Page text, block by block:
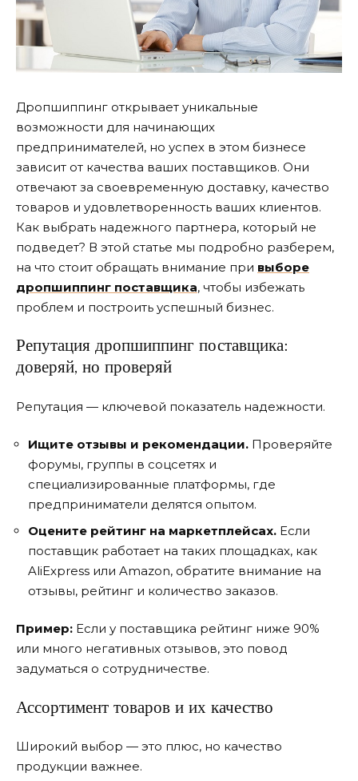
Дропшиппинг открывает уникальные
возможности для начинающих
предпринимателей, но успех в этом бизнесе
зависит от качества ваших поставщиков. Они
отвечают за своевременную доставку, качество
товаров и удовлетворенность ваших клиентов.
Как выбрать надежного партнера, который не
подведет? В этой статье мы подробно разберем,
на что стоит обращать внимание при выборе
дропшиппинг поставщика, чтобы избежать
проблем и построить успешный бизнес.
Репутация дропшиппинг поставщика:
доверяй, но проверяй
Репутация — ключевой показатель надежности.
Ищите отзывы и рекомендации. Проверяйте
форумы, группы в соцсетях и
специализированные платформы, где
предприниматели делятся опытом.
Оцените рейтинг на маркетплейсах. Если
поставщик работает на таких площадках, как
AliExpress или Amazon, обратите внимание на
отзывы, рейтинг и количество заказов.
Пример: Если у поставщика рейтинг ниже 90%
или много негативных отзывов, это повод
задуматься о сотрудничестве.
Ассортимент товаров и их качество
Широкий выбор — это плюс, но качество
продукции важнее.